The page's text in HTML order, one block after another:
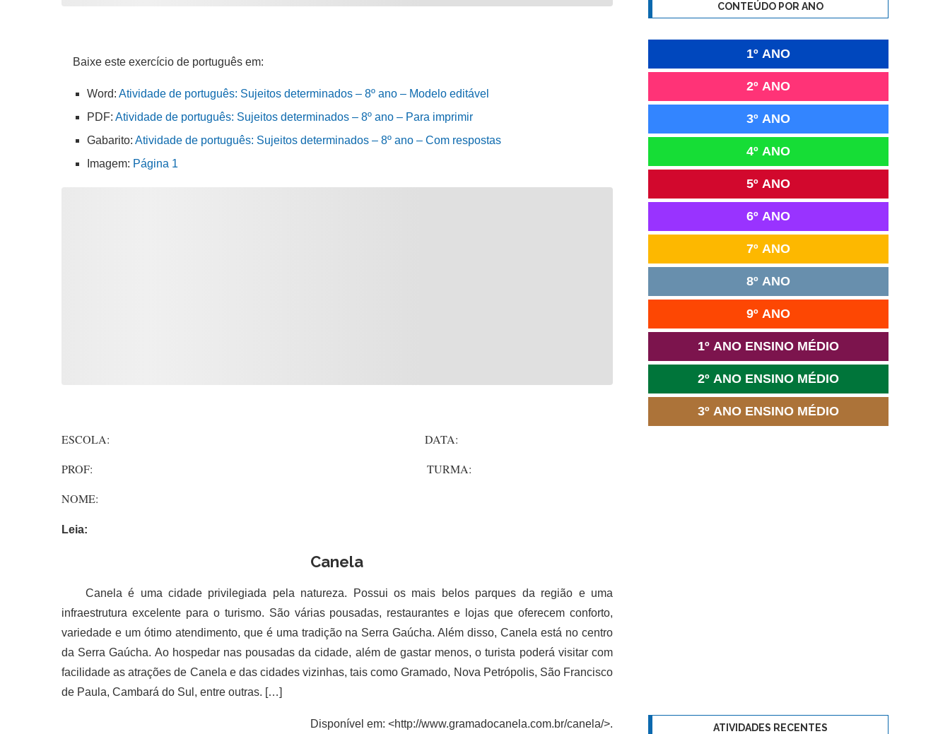
Baixe este exercício de português em:
Word: Atividade de português: Sujeitos determinados – 8º ano – Modelo editável
PDF: Atividade de português: Sujeitos determinados – 8º ano – Para imprimir
Gabarito: Atividade de português: Sujeitos determinados – 8º ano – Com respostas
Imagem: Página 1
ESCOLA: DATA:
PROF: TURMA:
NOME:
Leia:
Canela
Canela é uma cidade privilegiada pela natureza. Possui os mais belos parques da região e uma
infraestrutura excelente para o turismo. São várias pousadas, restaurantes e lojas que oferecem conforto,
variedade e um ótimo atendimento, que é uma tradição na Serra Gaúcha. Além disso, Canela está no centro
da Serra Gaúcha. Ao hospedar nas pousadas da cidade, além de gastar menos, o turista poderá visitar com
facilidade as atrações de Canela e das cidades vizinhas, tais como Gramado, Nova Petrópolis, São Francisco
de Paula, Cambará do Sul, entre outras. […]
Disponível em: <http://www.gramadocanela.com.br/canela/>.
CONTEÚDO POR ANO
1º ANO
2º ANO
3º ANO
4º ANO
5º ANO
6º ANO
7º ANO
8º ANO
9º ANO
1º ANO ENSINO MÉDIO
2º ANO ENSINO MÉDIO
3º ANO ENSINO MÉDIO
ATIVIDADES RECENTES